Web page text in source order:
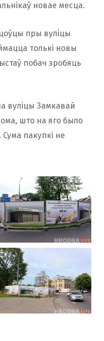
новае месца.
пры вуліцы
толькі новы
побач зробяць
вуліцы Замкавай
што на яго было
пакупкі не